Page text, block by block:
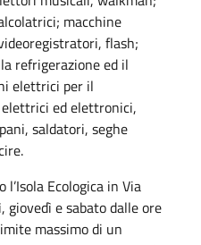
macchine
flash;
refrigerazione ed il
elettrici per il
ed elettronici,
saldatori, seghe
Ecologica in Via
e sabato dalle ore
massimo di un